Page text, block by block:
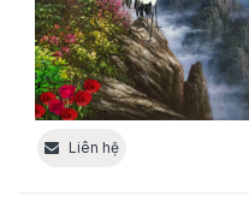
Liên hệ